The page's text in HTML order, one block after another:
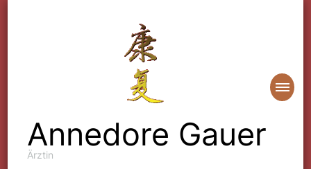
Annedore Gauer
Ärztin